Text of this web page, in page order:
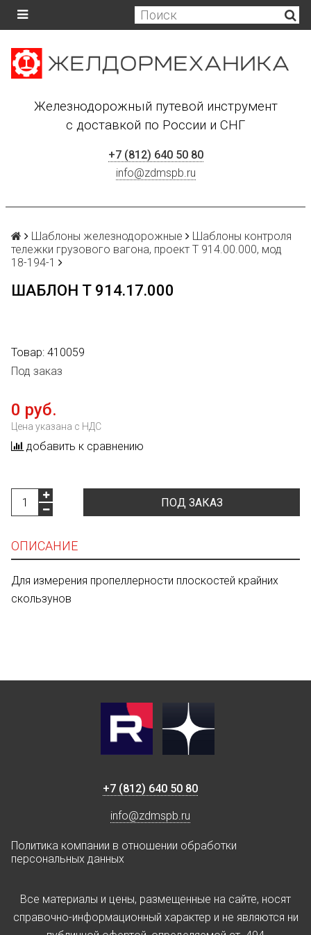
Железнодорожный путевой инструмент
с доставкой по России и СНГ
+7 (812) 640 50 80
info@zdmspb.ru
Шаблоны железнодорожные
Шаблоны контроля
тележки грузового вагона, проект Т 914.00.000, мод
18-194-1
ШАБЛОН Т 914.17.000
Товар: 410059
Под заказ
0 руб.
Цена указана с НДС
добавить к сравнению
ПОД ЗАКАЗ
ОПИСАНИЕ
Для измерения пропеллерности плоскостей крайних
скользунов
+7 (812) 640 50 80
info@zdmspb.ru
Политика компании в отношении обработки
персональных данных
Все материалы и цены, размещенные на сайте, носят
справочно-информационный характер и не являются ни